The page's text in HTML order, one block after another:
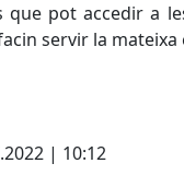
que pot accedir a
servir la mateixa
| 10:12